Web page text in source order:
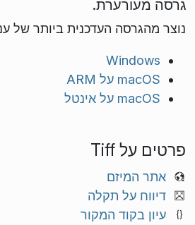
גרסה מעורערת.
נוצר מהגרסה העדכנית ביותר של
Windows
macOS על ARM
macOS על אינטל
פרטים על Tiff
אתר המיזם
דיווח על תקלה
עיון בקוד המקור